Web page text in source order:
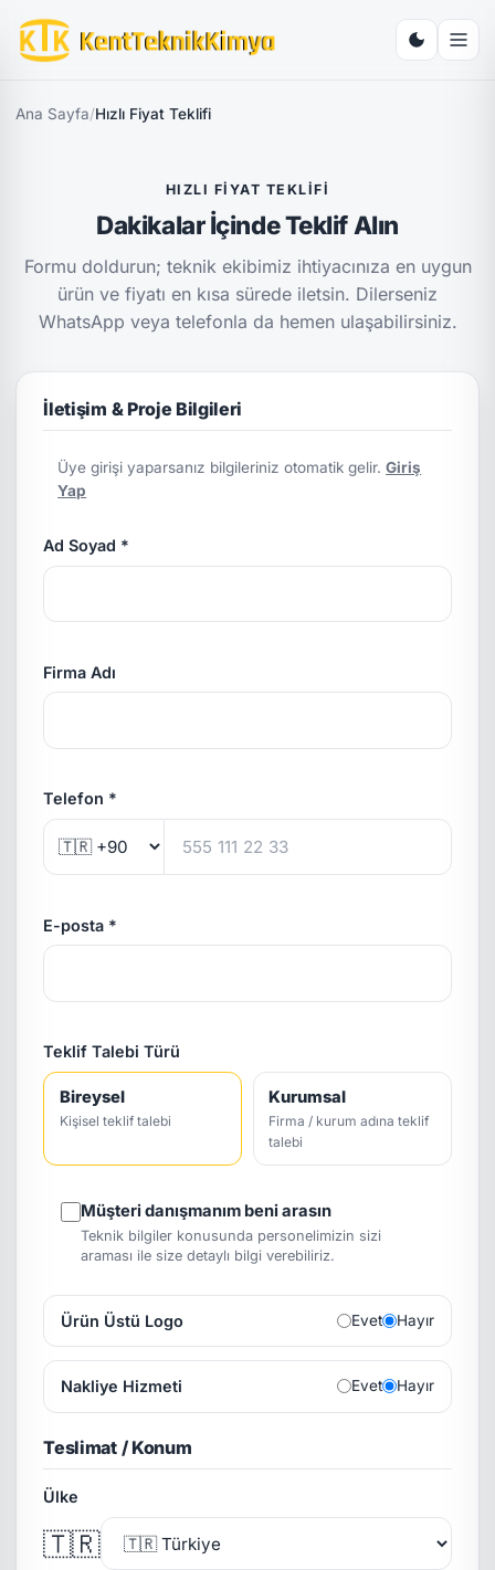
Ana Sayfa/Hızlı Fiyat Teklifi
HIZLI FIYAT TEKLIFI
Dakikalar İçinde Teklif Alın
Formu doldurun; teknik ekibimiz ihtiyacınıza en uygun
ürün ve fiyatı en kısa sürede iletsin. Dilerseniz
WhatsApp veya telefonla da hemen ulaşabilirsiniz.
İletişim & Proje Bilgileri
Üye girişi yaparsanız bilgileriniz otomatik gelir.Giriş
Yap
Ad Soyad *
Firma Adı
Telefon *
E-posta *
Teklif Talebi Türü
Bireysel
Kişisel teklif talebi
Kurumsal
Firma / kurum adına teklif
talebi
Müşteri danışmanım beni arasın
Teknik bilgiler konusunda personelimizin sizi
araması ile size detaylı bilgi verebiliriz.
Ürün Üstü Logo Evet Hayır
Nakliye Hizmeti Evet Hayır
Teslimat / Konum
Ülke
🇹🇷